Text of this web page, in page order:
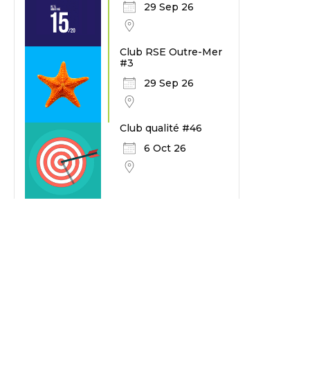
29 Sep 26
Club RSE Outre-Mer
#3
29 Sep 26
Club qualité #46
6 Oct 26